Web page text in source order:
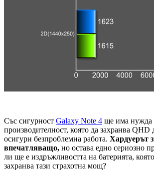
Със сигурност Galaxy Note 4 ще има нужда
производителност, която да захранва QHD
осигури безпроблемна работа. Хардуерът
впечатляващо, но остава едно сериозно
ли ще е издръжливостта на батерията,
захранва тази страхотна мощ?